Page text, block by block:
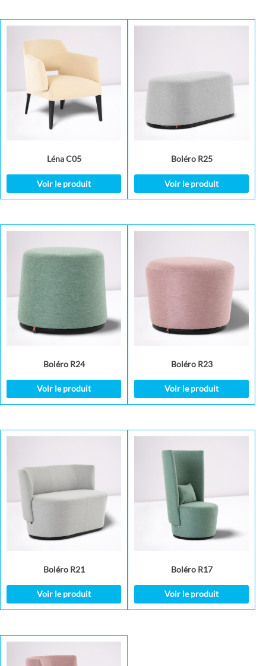
Léna C05
Voir le produit
Boléro R25
Voir le produit
Boléro R24
Voir le produit
Boléro R23
Voir le produit
Boléro R21
Voir le produit
Boléro R17
Voir le produit